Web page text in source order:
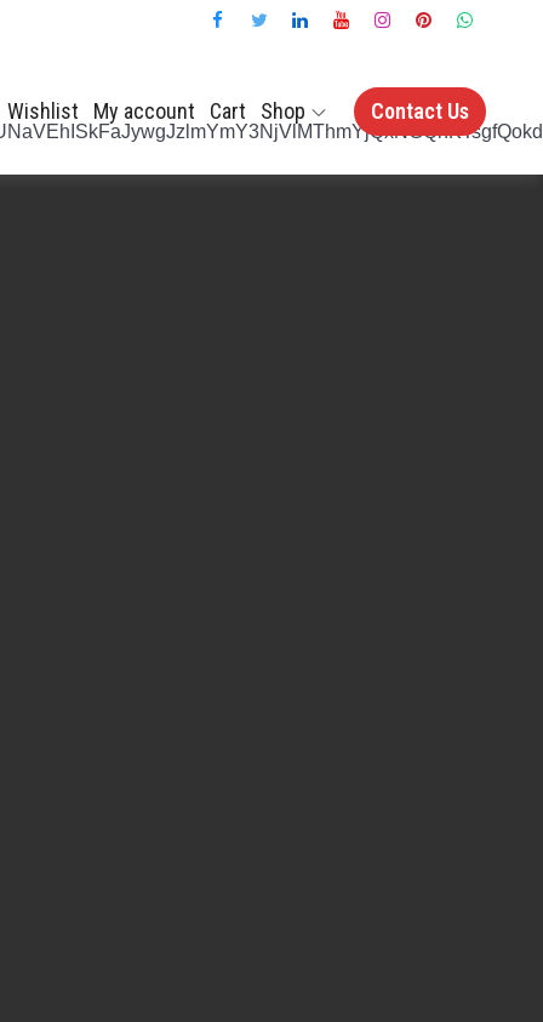
Wishlist My account Cart Shop Contact Us